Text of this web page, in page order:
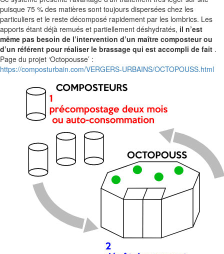
puisque 75 % des matières sont toujours dispersées chez les
particuliers et le reste décomposé rapidement par les lombrics. Les
apports étant déjà remués et partiellement déshydratés, il n’est
même pas besoin de l’intervention d’un maître composteur ou
d’un référent pour réaliser le brassage qui est accompli de fait .
Page du projet ‘Octopousse’ :
https://composturbain.com/VERGERS-URBAINS/OCTOPOUSS.html